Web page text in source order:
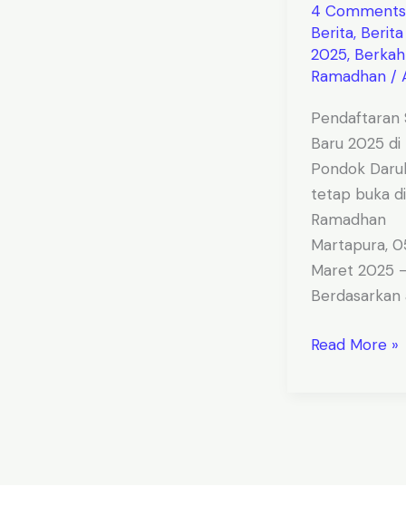
4 Comments
Berita, Berita
2025, Berkah
Ramadhan/
Pendaftaran
Baru 2025 di
Pondok
tetap buka
Ramadhan
Martapura,
Maret 2025
Berdasarkan
Read More »